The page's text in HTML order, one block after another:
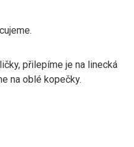
přilepíme je na linecká
na oblé kopečky.